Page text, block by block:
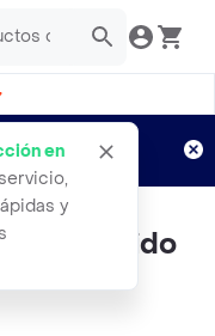
en
y
Aplican TyC
Rigido